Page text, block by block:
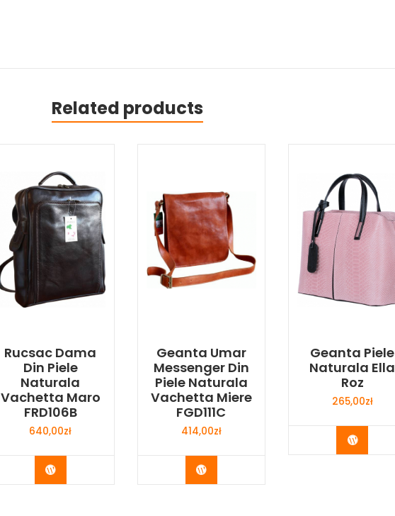
Related products
Rucsac Dama
Din Piele
Naturala
Vachetta Maro
FRD106B
640,00zł
Buy Now
Geanta Umar
Messenger Din
Piele Naturala
Vachetta Miere
FGD111C
414,00zł
Buy Now
Geanta Piele
Naturala Ella
Roz
265,00zł
Buy Now